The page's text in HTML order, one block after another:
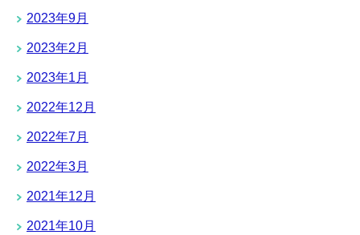
2023年9月
2023年2月
2023年1月
2022年12月
2022年7月
2022年3月
2021年12月
2021年10月